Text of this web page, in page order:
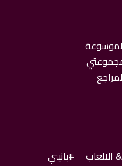
الالعاب
#بانيني